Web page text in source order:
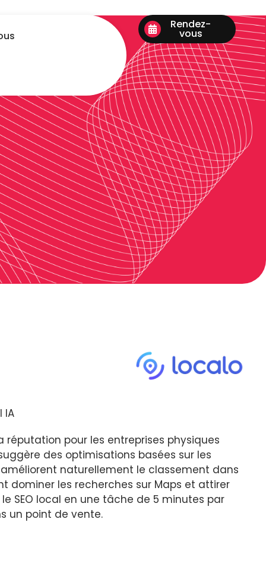
Rendez-
vous
IA
réputation pour les entreprises physiques
des optimisations basées sur les
améliorent naturellement le classement dans
dominer les recherches sur Maps et attirer
SEO local en une tâche de 5 minutes par
un point de vente.